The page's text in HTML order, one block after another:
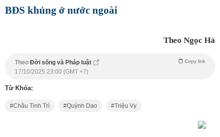
BĐS khủng ở nước ngoài
Theo Ngọc Hà
Theo Đời sống và Pháp luật Copy link
17/10/2025 23:00 (GMT +7)
Từ Khóa:
Châu Tinh Trì Quỳnh Dao Triệu Vy